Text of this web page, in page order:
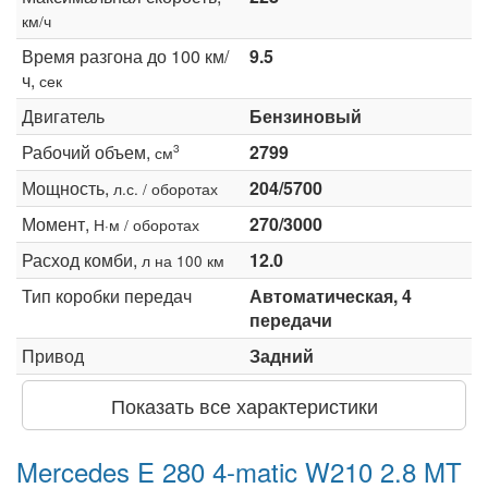
км/ч
Время разгона до 100 км/
ч, сек
9.5
Двигатель
Бензиновый
Рабочий объем, см3
2799
Мощность, л.с. / оборотах
204/5700
Момент, Н·м / оборотах
270/3000
Расход комби, л на 100 км
12.0
Тип коробки передач
Автоматическая, 4
передачи
Привод
Задний
Показать все характеристики
Mercedes E 280 4-matic W210 2.8 MT